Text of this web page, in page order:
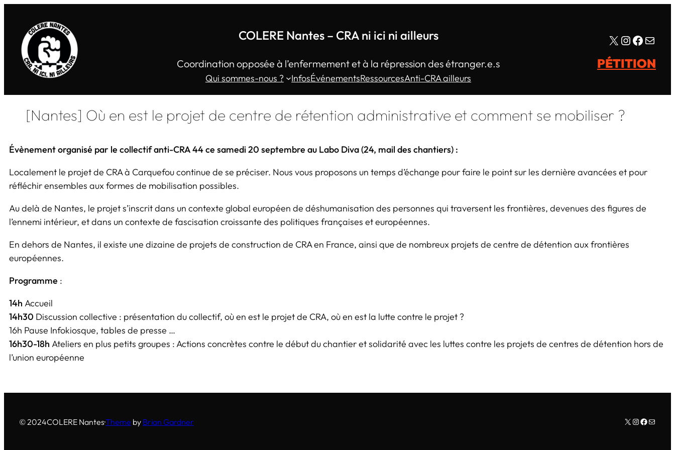
COLERE Nantes – CRA ni ici ni ailleurs
Coordination opposée à l’enfermement et à la répression des étranger.e.s
Qui sommes-nous ? InfosÉvénementsRessourcesAnti-CRA ailleurs
X Instagram
E-mail
PÉTITION
[Nantes] Où en est le projet de centre de rétention administrative et comment se mobiliser ?
Évènement organisé par le collectif anti-CRA 44 ce samedi 20 septembre au Labo Diva (24, mail des chantiers) :
Localement le projet de CRA à Carquefou continue de se préciser. Nous vous proposons un temps d’échange pour faire le point sur les dernière avancées et pour
réfléchir ensembles aux formes de mobilisation possibles.
Au delà de Nantes, le projet s’inscrit dans un contexte global européen de déshumanisation des personnes qui traversent les frontières, devenues des figures de
l’ennemi intérieur, et dans un contexte de fascisation croissante des politiques françaises et européennes.
En dehors de Nantes, il existe une dizaine de projets de construction de CRA en France, ainsi que de nombreux projets de centre de détention aux frontières
européennes.
Programme :
14h Accueil
14h30 Discussion collective : présentation du collectif, où en est le projet de CRA, où en est la lutte contre le projet ?
16h Pause Infokiosque, tables de presse …
16h30-18h Ateliers en plus petits groupes : Actions concrètes contre le début du chantier et solidarité avec les luttes contre les projets de centres de détention hors de
l’union européenne
© 2024COLERE Nantes·Theme by Brian Gardner X Instagram
Facebook
E-mail